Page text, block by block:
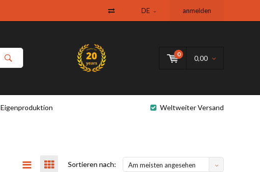
DE anmelden
0
0,00
Eigenproduktion Weltweiter Versand
Sortieren nach: Am meisten angesehen